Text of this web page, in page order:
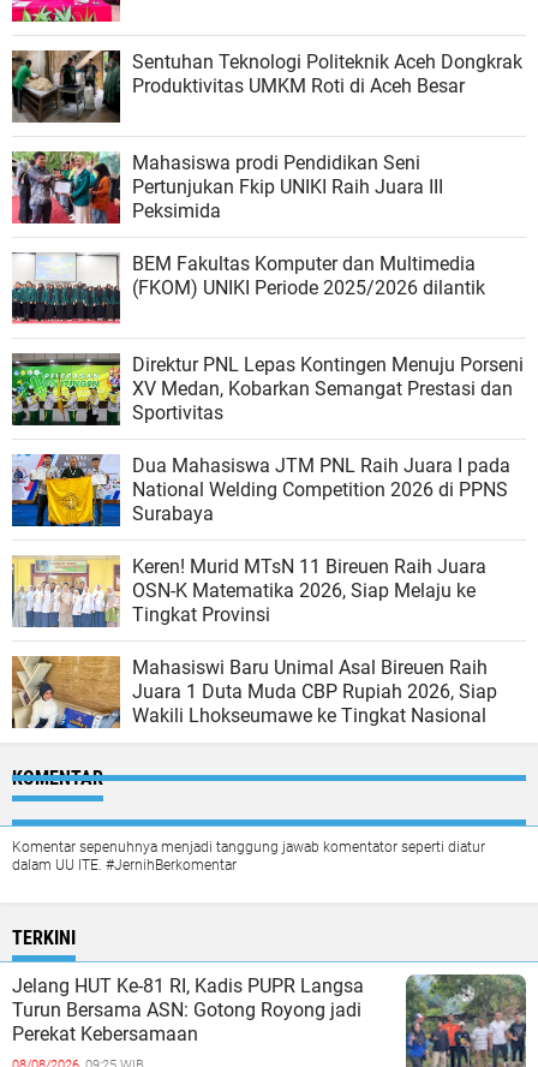
Sentuhan Teknologi Politeknik Aceh Dongkrak
Produktivitas UMKM Roti di Aceh Besar
Mahasiswa prodi Pendidikan Seni
Pertunjukan Fkip UNIKI Raih Juara III
Peksimida
BEM Fakultas Komputer dan Multimedia
(FKOM) UNIKI Periode 2025/2026 dilantik
Direktur PNL Lepas Kontingen Menuju Porseni
XV Medan, Kobarkan Semangat Prestasi dan
Sportivitas
Dua Mahasiswa JTM PNL Raih Juara I pada
National Welding Competition 2026 di PPNS
Surabaya
Keren! Murid MTsN 11 Bireuen Raih Juara
OSN-K Matematika 2026, Siap Melaju ke
Tingkat Provinsi
Mahasiswi Baru Unimal Asal Bireuen Raih
Juara 1 Duta Muda CBP Rupiah 2026, Siap
Wakili Lhokseumawe ke Tingkat Nasional
KOMENTAR
Komentar sepenuhnya menjadi tanggung jawab komentator seperti diatur
dalam UU ITE. #JernihBerkomentar
TERKINI
Jelang HUT Ke-81 RI, Kadis PUPR Langsa
Turun Bersama ASN: Gotong Royong jadi
Perekat Kebersamaan